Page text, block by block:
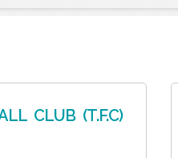
CLUB (T.F.C)